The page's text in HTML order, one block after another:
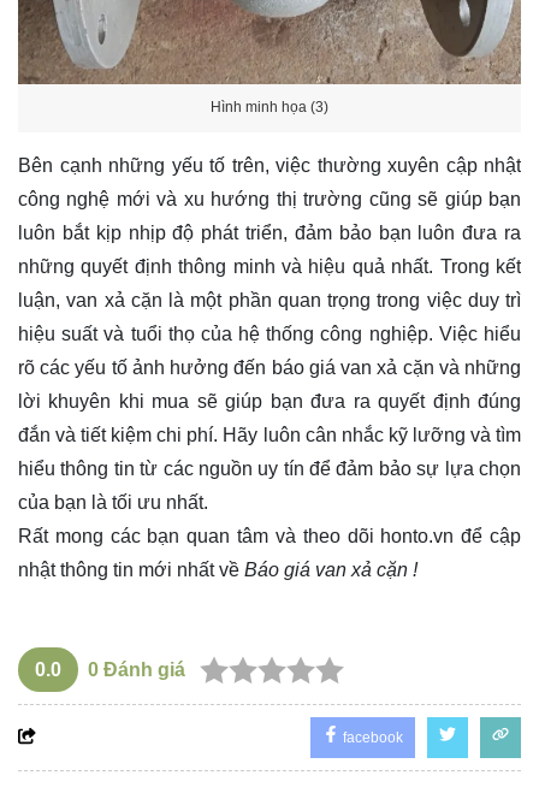
Hình minh họa (3)
Bên cạnh những yếu tố trên, việc thường xuyên cập nhật
công nghệ mới và xu hướng thị trường cũng sẽ giúp bạn
luôn bắt kịp nhịp độ phát triển, đảm bảo bạn luôn đưa ra
những quyết định thông minh và hiệu quả nhất. Trong kết
luận, van xả cặn là một phần quan trọng trong việc duy trì
hiệu suất và tuổi thọ của hệ thống công nghiệp. Việc hiểu
rõ các yếu tố ảnh hưởng đến báo giá van xả cặn và những
lời khuyên khi mua sẽ giúp bạn đưa ra quyết định đúng
đắn và tiết kiệm chi phí. Hãy luôn cân nhắc kỹ lưỡng và tìm
hiểu thông tin từ các nguồn uy tín để đảm bảo sự lựa chọn
của bạn là tối ưu nhất.
Rất mong các bạn quan tâm và theo dõi honto.vn để cập
nhật thông tin mới nhất về Báo giá van xả cặn !
0.0 0 Đánh giá
facebook